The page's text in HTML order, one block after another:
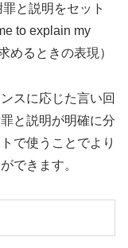
と説明をセット
to explain my
めるときの表現）
スに応じた言い回
と説明が明確に分
で使うことでより
できます。